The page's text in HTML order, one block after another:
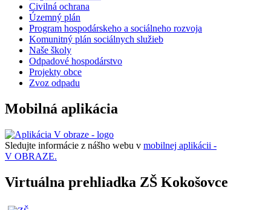
Civilná ochrana
Územný plán
Program hospodárskeho a sociálneho rozvoja
Komunitný plán sociálnych služieb
Naše školy
Odpadové hospodárstvo
Projekty obce
Zvoz odpadu
Mobilná aplikácia
Sledujte informácie z nášho webu v mobilnej aplikácii -
V OBRAZE.
Virtuálna prehliadka ZŠ Kokošovce